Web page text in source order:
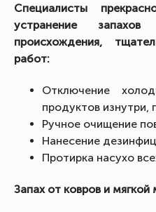
Специалисты
устранение
происхождения,
работ:
Отключение
продуктов изнутри,
Ручное очищение
Нанесение
Протирка насухо
Запах от ковров и мягкой